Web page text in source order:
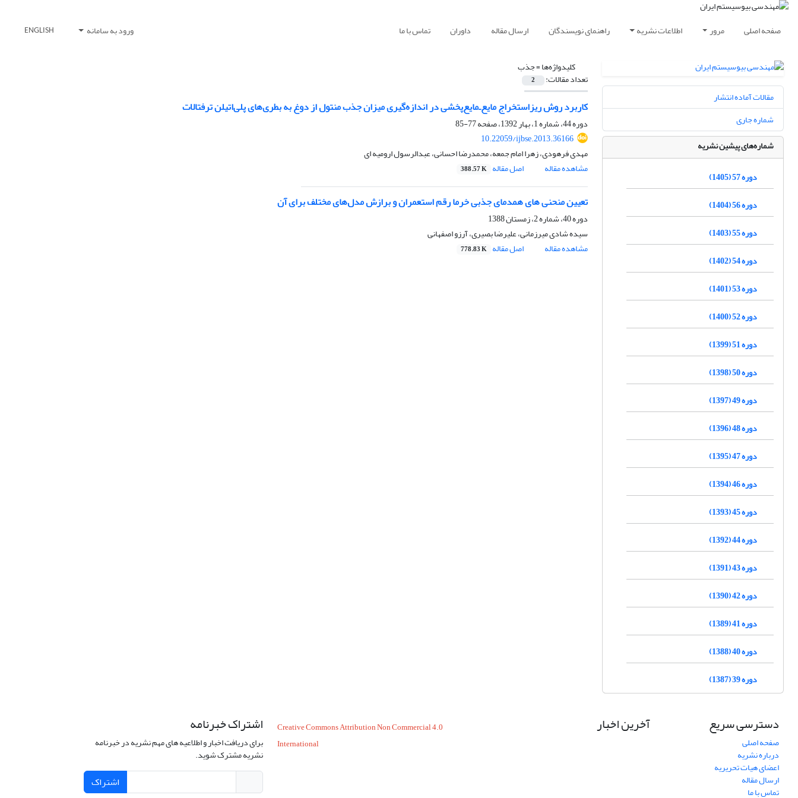
صفحه اصلی مرور اطلاعات نشریه راهنمای نویسندگان ارسال مقاله داوران تماس با ما ورود به سامانه ENGLISH
کلیدواژه‌ها =جذب
تعداد مقالات: 2
کاربرد روش ریزاستخراج مایع‌ـ‌مایع‌پخشی در اندازه‌گیری میزان جذب منتول از دوغ به بطری‌های پلی‌اتیلن ترفتالات
دوره 44، شماره 1، بهار 1392، صفحه
77-85
10.22059/ijbse.2013.36166
مهدی فرهودی، زهرا امام جمعه، محمدرضا احسانی، عبدالرسول ارومیه ای
مشاهده مقاله
اصل مقاله 388.57 K
تعیین منحنی های همدمای جذبی خرما رقم استعمران و برازش مدل‌های مختلف برای آن
دوره 40، شماره 2، زمستان 1388
سیده شادی میرزمانی، علیرضا بصیری، آرزو اصفهانی
مشاهده مقاله
اصل مقاله 778.83 K
مقالات آماده انتشار
شماره جاری
شماره‌های پیشین نشریه
دوره 57 (1405)
دوره 56 (1404)
دوره 55 (1403)
دوره 54 (1402)
دوره 53 (1401)
دوره 52 (1400)
دوره 51 (1399)
دوره 50 (1398)
دوره 49 (1397)
دوره 48 (1396)
دوره 47 (1395)
دوره 46 (1394)
دوره 45 (1393)
دوره 44 (1392)
دوره 43 (1391)
دوره 42 (1390)
دوره 41 (1389)
دوره 40 (1388)
دوره 39 (1387)
دسترسی سریع
صفحه اصلی
درباره نشریه
اعضای هیات تحریریه
ارسال مقاله
تماس با ما
آخرین اخبار
Creative Commons Attribution Non Commercial 4.0
International
اشتراک خبرنامه
برای دریافت اخبار و اطلاعیه های مهم نشریه در خبرنامه
نشریه مشترک شوید.
اشتراک